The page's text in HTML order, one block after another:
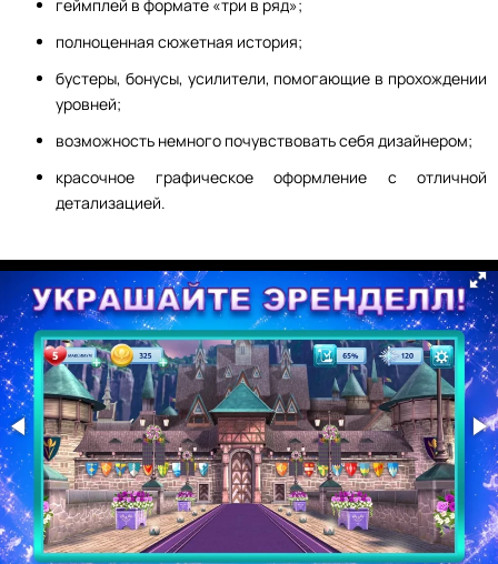
геймплей в формате «три в ряд»;
полноценная сюжетная история;
бустеры, бонусы, усилители, помогающие в прохождении
уровней;
возможность немного почувствовать себя дизайнером;
красочное графическое оформление с отличной
детализацией.